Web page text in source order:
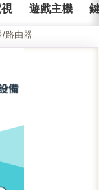
遊戲主機
/路由器